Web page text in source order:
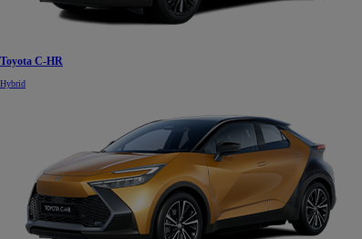
Od105 300 zł
Corolla Hatchback
HYBRID
Toyota C-HR
Hybrid